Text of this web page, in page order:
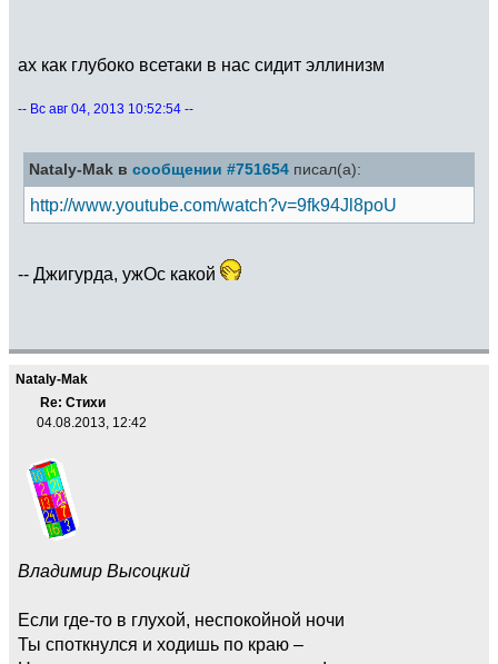
ах как глубоко всетаки в нас сидит эллинизм
-- Вс авг 04, 2013 10:52:54 --
Nataly-Mak в сообщении #751654 писал(а):
http://www.youtube.com/watch?v=9fk94Jl8poU
-- Джигурда, ужОс какой
Nataly-Mak
Re: Стихи
04.08.2013, 12:42
Владимир Высоцкий
Если где-то в глухой, неспокойной ночи
Ты споткнулся и ходишь по краю –